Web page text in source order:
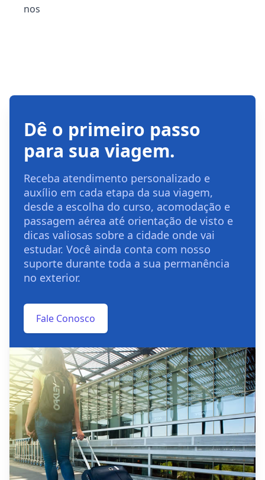
nos
Dê o primeiro passo
para sua viagem.
Receba atendimento personalizado e
auxílio em cada etapa da sua viagem,
desde a escolha do curso, acomodação e
passagem aérea até orientação de visto e
dicas valiosas sobre a cidade onde vai
estudar. Você ainda conta com nosso
suporte durante toda a sua permanência
no exterior.
Fale Conosco